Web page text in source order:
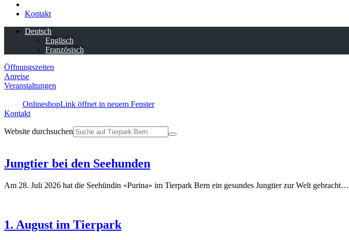
Kontakt
Deutsch
Englisch
Französisch
Öffnungszeiten
Anreise
Veranstaltungen
OnlineshopLink öffnet in neuem Fenster
Kontakt
Website durchsuchen
Jungtier bei den Seehunden
Am 28. Juli 2026 hat die Seehündin «Purina» im Tierpark Bern ein gesundes Jungtier zur Welt gebracht…
1. August im Tierpark